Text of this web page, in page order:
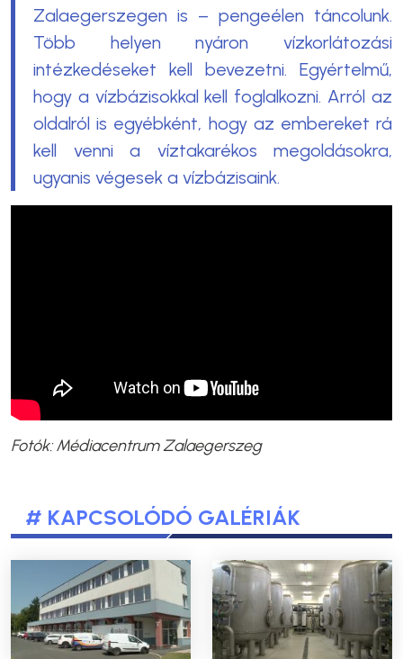
Zalaegerszegen is – pengeélen táncolunk.
Több helyen nyáron vízkorlátozási
intézkedéseket kell bevezetni. Egyértelmű,
hogy a vízbázisokkal kell foglalkozni. Arról az
oldalról is egyébként, hogy az embereket rá
kell venni a víztakarékos megoldásokra,
ugyanis végesek a vízbázisaink.
Fotók: Médiacentrum Zalaegerszeg
# KAPCSOLÓDÓ GALÉRIÁK